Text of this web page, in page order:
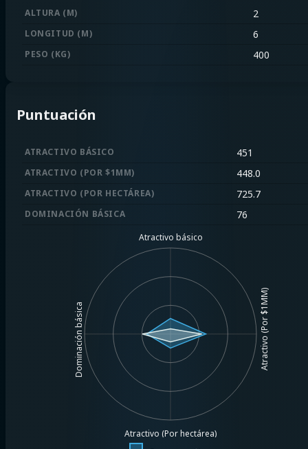
ALTURA (M) 2
LONGITUD (M) 6
PESO (KG) 400
Puntuación
ATRACTIVO BÁSICO 451
ATRACTIVO (POR $1MM) 448.0
ATRACTIVO (POR HECTÁREA) 725.7
DOMINACIÓN BÁSICA 76
Atractivo básico
Atractivo (Por $1MM)
Atractivo (Por hectárea)
Dominación básica